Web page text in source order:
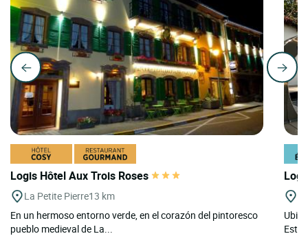
Logis Hôtel Aux Trois Roses
La Petite Pierre13 km
En un hermoso entorno verde, en el corazón del pintoresco
pueblo medieval de La...